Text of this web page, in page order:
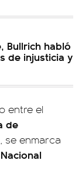
Bullrich habló
de injusticia y
entre el
de
se enmarca